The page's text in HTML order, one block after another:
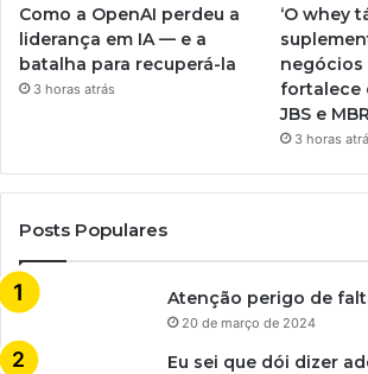
Como a OpenAI perdeu a
liderança em IA — e a
batalha para recuperá-la
3 horas atrás
‘O whey
negócios
fortalece
JBS e
3 horas
Posts Populares
Atenção perigo de
20 de março de 2024
Eu sei que dói dizer